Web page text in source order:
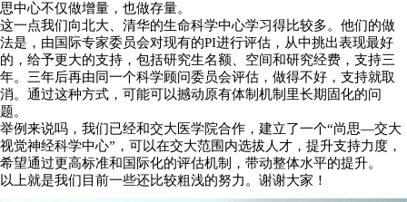
思中心不仅做增量，也做存量。
这一点我们向北大、清华的生命科学中心学习得比较多。他们的做
法是，由国际专家委员会对现有的PI进行评估，从中挑出表现最好
的，给予更大的支持，包括研究生名额、空间和研究经费，支持三
年。三年后再由同一个科学顾问委员会评估，做得不好，支持就取
消。通过这种方式，可能可以撼动原有体制机制里长期固化的问
题。
举例来说吗，我们已经和交大医学院合作，建立了一个“尚思—交大
视觉神经科学中心”，可以在交大范围内选拔人才，提升支持力度，
希望通过更高标准和国际化的评估机制，带动整体水平的提升。
以上就是我们目前一些还比较粗浅的努力。谢谢大家！